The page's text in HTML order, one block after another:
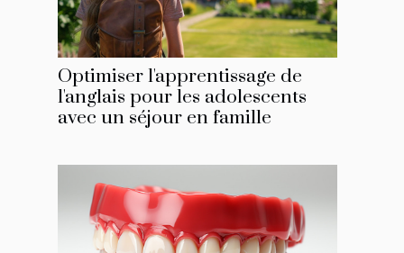
Optimiser l'apprentissage de
l'anglais pour les adolescents
avec un séjour en famille